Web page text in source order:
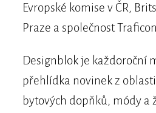
Evropské komise v ČR,
Praze a společnost Traficon.
Designblok je každoroční
přehlídka novinek z
bytových dopňků, módy a